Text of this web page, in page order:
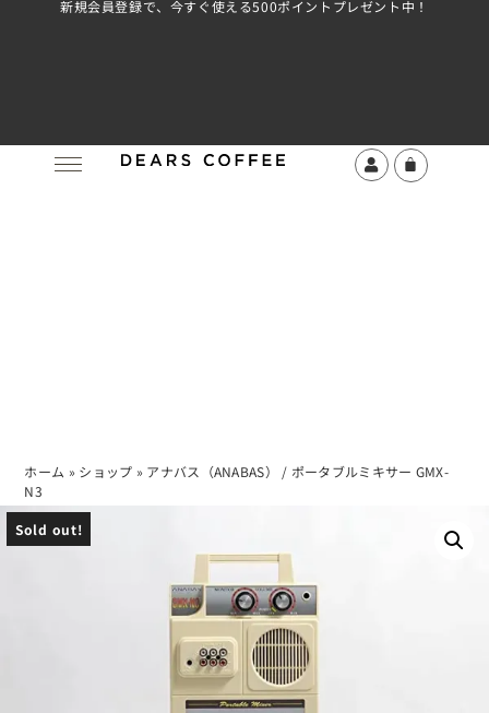
新規会員登録で、今すぐ使える500ポイントプレゼント中！
ホーム » ショップ » アナバス（ANABAS） / ポータブルミキサー GMX-
N3
Sold out!